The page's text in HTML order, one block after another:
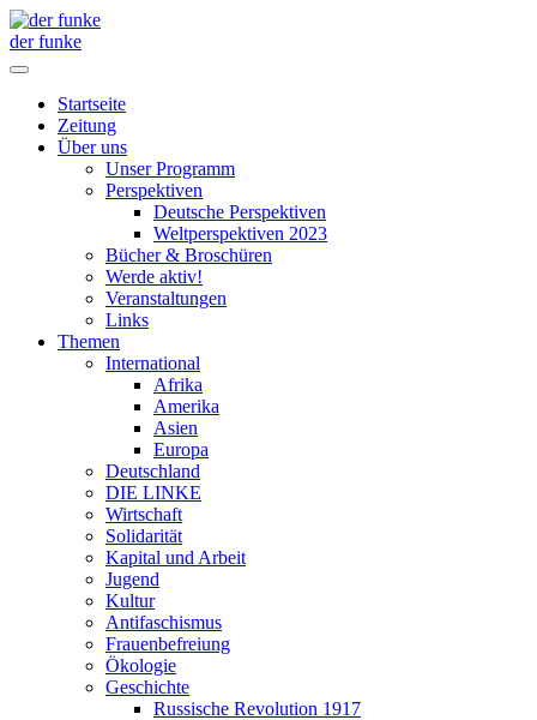
der funke
Startseite
Zeitung
Über uns
Unser Programm
Perspektiven
Deutsche Perspektiven
Weltperspektiven 2023
Bücher & Broschüren
Werde aktiv!
Veranstaltungen
Links
Themen
International
Afrika
Amerika
Asien
Europa
Deutschland
DIE LINKE
Wirtschaft
Solidarität
Kapital und Arbeit
Jugend
Kultur
Antifaschismus
Frauenbefreiung
Ökologie
Geschichte
Russische Revolution 1917